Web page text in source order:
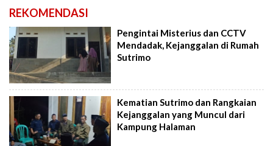
REKOMENDASI
Pengintai Misterius dan CCTV
Mendadak, Kejanggalan di Rumah
Sutrimo
Kematian Sutrimo dan Rangkaian
Kejanggalan yang Muncul dari
Kampung Halaman